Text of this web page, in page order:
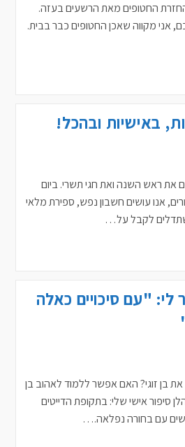
החטופים מאת הרשעים בעזה.
אני מקווה שאכן החטופים כבר בבית.
באישיות ובהכל!
את ראש השנה ואת חגי תשרי. ביום
אנו עושים חשבון נפש, ספירת מלאי
לקבל על…
"עם סיכויים כאלה
בן זוגי? האם אפשר ללמוד לאהוב בן
סיפור אישי שלי: בתקופת הדייטים
עם בחורה נפלאה.…